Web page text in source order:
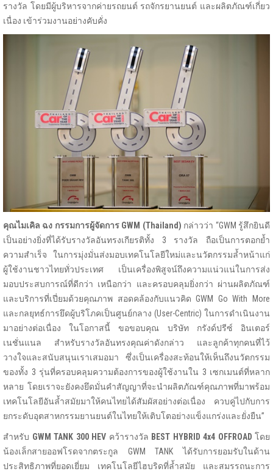
รางวัล โดยมีผู้บริหารจากค่ายรถยนต์ รถจักรยานยนต์ และผลิตภัณฑ์เกี่ยว
เนื่อง เข้าร่วมงานอย่างคับคั่ง
คุณไมเคิล ฉง กรรมการผู้จัดการ GWM (Thailand) กล่าวว่า “GWM รู้สึกยินดี
เป็นอย่างยิ่งที่ได้รับรางวัลอันทรงเกียรติทั้ง 3 รางวัล ถือเป็นการตอกย้ำ
ความสำเร็จ ในการมุ่งมั่นส่งมอบเทคโนโลยีใหม่และนวัตกรรมล้ำหน้าแก่
ผู้ใช้งานชาวไทยทั่วประเทศ เป็นเครื่องพิสูจน์ถึงความแน่วแน่ในการส่ง
มอบประสบการณ์ที่ดีกว่า เหนือกว่า และครอบคลุมยิ่งกว่า ผ่านผลิตภัณฑ์
และบริการที่เปี่ยมด้วยคุณภาพ สอดคล้องกับแนวคิด GWM Go With More
และกลยุทธ์การยึดผู้บริโภคเป็นศูนย์กลาง (User-Centric) ในการดำเนินงาน
มาอย่างต่อเนื่อง ในโอกาสนี้ ขอขอบคุณ บริษัท กรังด์ปรีซ์ อินเตอร์
เนชั่นแนล สำหรับรางวัลอันทรงคุณค่าดังกล่าว และลูกค้าทุกคนที่ไว้
วางใจและสนับสนุนเราเสมอมา ซึ่งเป็นเครื่องสะท้อนให้เห็นถึงนวัตกรรม
ของทั้ง 3 รุ่นที่ครอบคลุมความต้องการของผู้ใช้งานใน 3 เซกเมนต์ที่หลาก
หลาย โดยเราจะยังคงยึดมั่นคำสัญญาที่จะนำผลิตภัณฑ์คุณภาพที่มาพร้อม
เทคโนโลยีอันล้ำสมัยมาให้คนไทยได้สัมผัสอย่างต่อเนื่อง ควบคู่ไปกับการ
ยกระดับอุตสาหกรรมยานยนต์ในไทยให้เติบโตอย่างแข็งแกร่งและยั่งยืน”
สำหรับ GWM TANK 300 HEV คว้ารางวัล BEST HYBRID 4x4 OFFROAD โดย
น้องเล็กสายออฟโรดจากตระกูล GWM TANK ได้รับการยอมรับในด้าน
ประสิทธิภาพที่ยอดเยี่ยม เทคโนโลยีไฮบริดที่ล้ำสมัย และสมรรถนะการ